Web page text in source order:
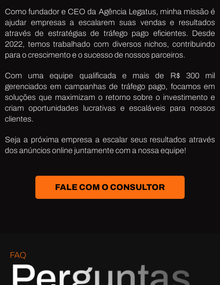
Como fundador e CEO da Agência Legatus, minha missão é
ajudar empresas a escalarem suas vendas e resultados
através de estratégias de tráfego pago eficientes. Desde
2022, temos trabalhado com diversos nichos, contribuindo
para o crescimento e o sucesso de nossos parceiros.
Com uma equipe qualificada e mais de R$ 300 mil
gerenciados em campanhas de tráfego pago, focamos em
soluções que maximizam o retorno sobre o investimento e
criam oportunidades lucrativas e escaláveis para nossos
clientes.
Seja a próxima empresa a escalar seus resultados através
dos anúncios online juntamente com a nossa equipe!
FALE COM O CONSULTOR
FAQ